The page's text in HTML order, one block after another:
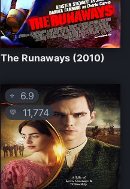
The Runaways (2010)
⭐ 6.9
💛 11,774